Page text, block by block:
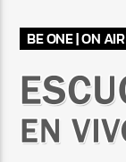
BE ONE | ON